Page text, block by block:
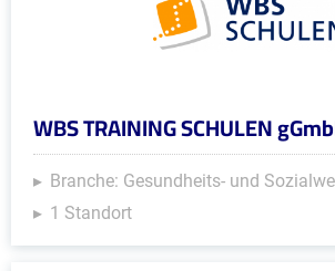
WBS TRAINING SCHULEN
Branche: Gesundheits- und
1 Standort